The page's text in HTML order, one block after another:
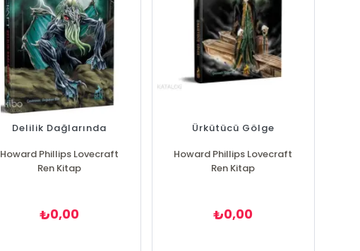
Delilik Dağlarında
Howard Phillips Lovecraft
Ren Kitap
₺0,00
Ürkütücü Gölge
Howard Phillips Lovecraft
Ren Kitap
₺0,00